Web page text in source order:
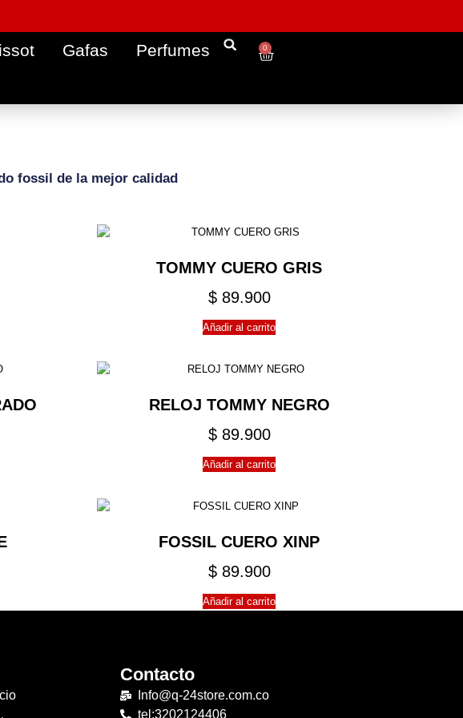
Gafas Perfumes 0
fossil de la mejor calidad
TOMMY CUERO GRIS
$89.900
Añadir al carrito
RELOJ TOMMY NEGRO
$89.900
Añadir al carrito
FOSSIL CUERO XINP
$89.900
Añadir al carrito
Contacto
Info@q-24store.com.co
tel:3202124406